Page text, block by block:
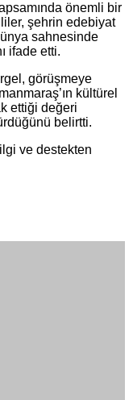
önemli bir
şehrin edebiyat
sahnesinde
ifade etti.
görüşmeye
kültürel
ettiği değeri
belirtti.
ve destekten